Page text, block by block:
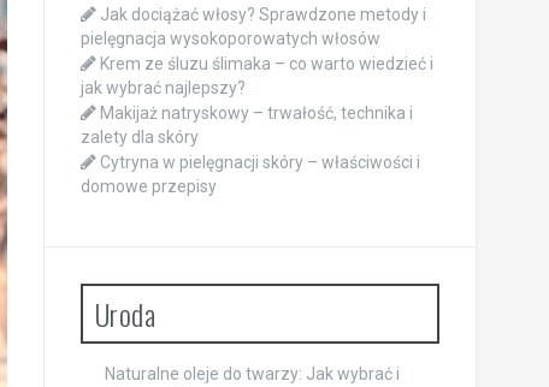
Jak dociążać włosy? Sprawdzone metody i
pielęgnacja wysokoporowatych włosów
Krem ze śluzu ślimaka – co warto wiedzieć i
jak wybrać najlepszy?
Makijaż natryskowy – trwałość, technika i
zalety dla skóry
Cytryna w pielęgnacji skóry – właściwości i
domowe przepisy
Uroda
Naturalne oleje do twarzy: Jak wybrać i